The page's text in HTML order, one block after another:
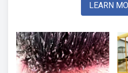
LEARN